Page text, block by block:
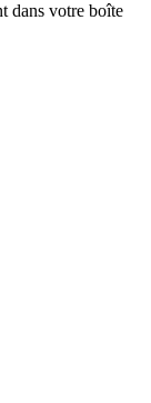
dans votre boîte